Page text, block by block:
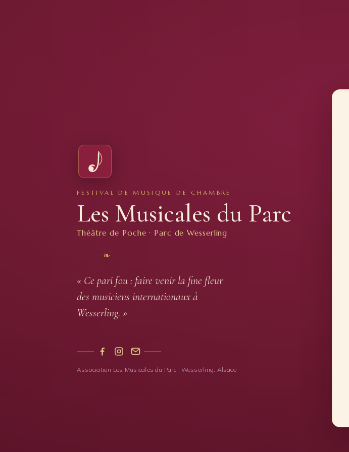
FESTIVAL DE MUSIQUE DE CHAMBRE
Les Musicales du Parc
Théâtre de Poche · Parc de Wesserling
❧
« Ce pari fou : faire venir la fine fleur
des musiciens internationaux à
Wesserling. »
Association Les Musicales du Parc · Wesserling, Alsace